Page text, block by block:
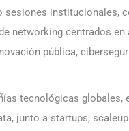
sesiones institucionales,
networking centrados en
pública,
tecnológicas globales,
junto a startups,